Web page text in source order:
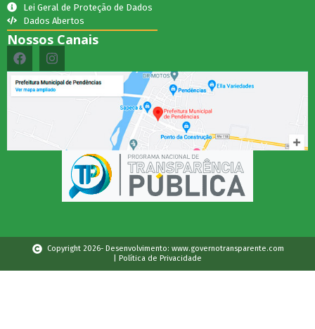
Lei Geral de Proteção de Dados
Dados Abertos
Nossos Canais
Copyright 2026- Desenvolvimento: www.governotransparente.com
| Política de Privacidade